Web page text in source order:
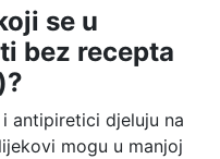
se u
bez recepta
antipiretici djeluju na
mogu u manjoj